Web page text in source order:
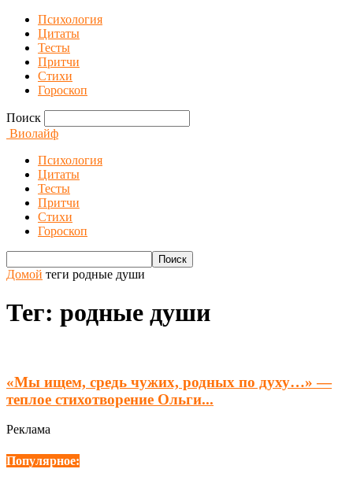
Психология
Цитаты
Тесты
Притчи
Стихи
Гороскоп
Поиск
Виолайф
Психология
Цитаты
Тесты
Притчи
Стихи
Гороскоп
Домой теги родные души
Тег: родные души
«Мы ищем, средь чужих, родных по духу…» —
теплое стихотворение Ольги...
Реклама
Популярное: